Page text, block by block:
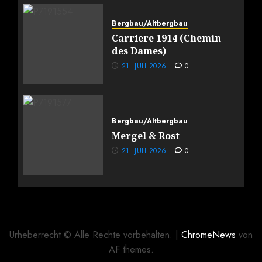
Bergbau/Altbergbau
Carriere 1914 (Chemin
des Dames)
21. JULI 2026 0
Bergbau/Altbergbau
Mergel & Rost
21. JULI 2026 0
Urheberrecht © Alle Rechte vorbehalten. | ChromeNews von
AF themes.